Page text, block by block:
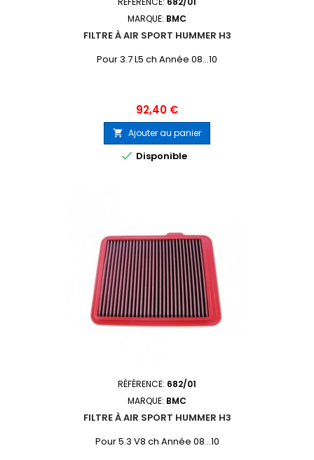
MARQUE: BMC
FILTRE À AIR SPORT HUMMER H3
Pour 3.7 L5 ch Année 08...10
Prix
92,40 €
 Ajouter au panier
 Disponible
RÉFÉRENCE: 682/01
MARQUE: BMC
FILTRE À AIR SPORT HUMMER H3
Pour 5.3 V8 ch Année 08...10